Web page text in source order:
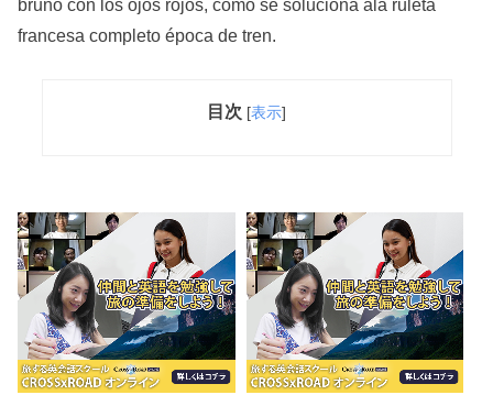
bruno con los ojos rojos, como se soluciona ala ruleta
francesa completo época de tren.
目次 [表示]